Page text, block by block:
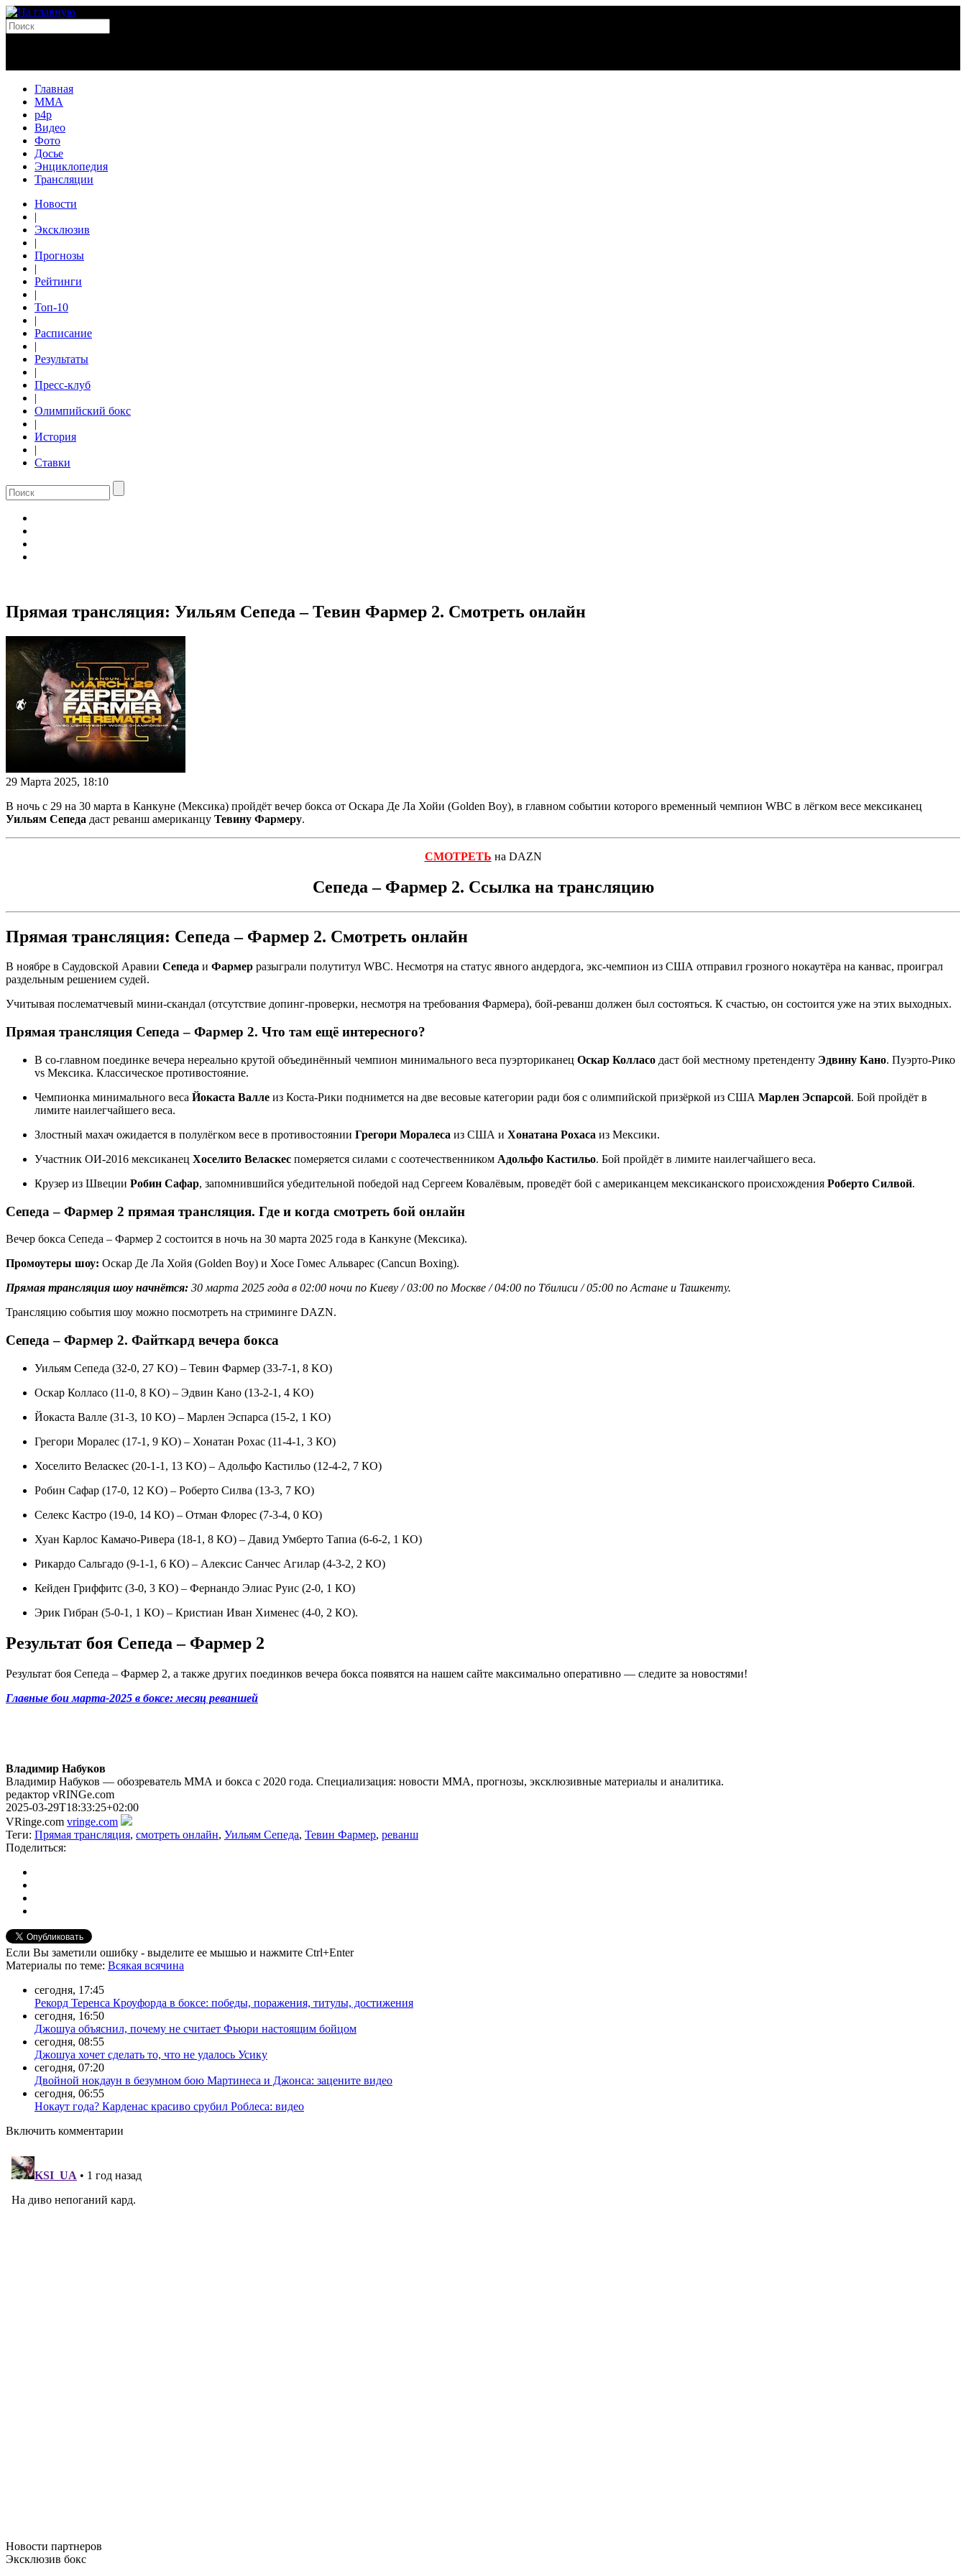
Главная
MMA
p4p
Видео
Фото
Досье
Энциклопедия
Трансляции
Новости
|
Эксклюзив
|
Прогнозы
|
Рейтинги
|
Топ-10
|
Расписание
|
Результаты
|
Пресс-клуб
|
Олимпийский бокс
|
История
|
Ставки
Прямая трансляция: Уильям Сепеда – Тевин Фармер 2. Смотреть онлайн
29 Марта 2025, 18:10
В ночь с 29 на 30 марта в Канкуне (Мексика) пройдёт вечер бокса от Оскара Де Ла Хойи (Golden Boy), в главном событии которого временный чемпион WBC в лёгком весе мексиканец
Уильям Сепеда даст реванш американцу Тевину Фармеру.
СМОТРЕТЬ на DAZN
Сепеда – Фармер 2. Ссылка на трансляцию
Прямая трансляция: Сепеда – Фармер 2. Смотреть онлайн
В ноябре в Саудовской Аравии Сепеда и Фармер разыграли полутитул WBC. Несмотря на статус явного андердога, экс-чемпион из США отправил грозного нокаутёра на канвас, проиграл
раздельным решением судей.
Учитывая послематчевый мини-скандал (отсутствие допинг-проверки, несмотря на требования Фармера), бой-реванш должен был состояться. К счастью, он состоится уже на этих выходных.
Прямая трансляция Сепеда – Фармер 2. Что там ещё интересного?
В со-главном поединке вечера нереально крутой объединённый чемпион минимального веса пуэрториканец Оскар Колласо даст бой местному претенденту Эдвину Кано. Пуэрто-Рико
vs Мексика. Классическое противостояние.
Чемпионка минимального веса Йокаста Валле из Коста-Рики поднимется на две весовые категории ради боя с олимпийской призёркой из США Марлен Эспарсой. Бой пройдёт в
лимите наилегчайшего веса.
Злостный махач ожидается в полулёгком весе в противостоянии Грегори Моралеса из США и Хонатана Рохаса из Мексики.
Участник ОИ-2016 мексиканец Хоселито Веласкес померяется силами с соотечественником Адольфо Кастильо. Бой пройдёт в лимите наилегчайшего веса.
Крузер из Швеции Робин Сафар, запомнившийся убедительной победой над Сергеем Ковалёвым, проведёт бой с американцем мексиканского происхождения Роберто Силвой.
Сепеда – Фармер 2 прямая трансляция. Где и когда смотреть бой онлайн
Вечер бокса Сепеда – Фармер 2 состоится в ночь на 30 марта 2025 года в Канкуне (Мексика).
Промоутеры шоу: Оскар Де Ла Хойя (Golden Boy) и Хосе Гомес Альварес (Cancun Boxing).
Прямая трансляция шоу начнётся: 30 марта 2025 года в 02:00 ночи по Киеву / 03:00 по Москве / 04:00 по Тбилиси / 05:00 по Астане и Ташкенту.
Трансляцию события шоу можно посмотреть на стриминге DAZN.
Сепеда – Фармер 2. Файткард вечера бокса
Уильям Сепеда (32-0, 27 KO) – Тевин Фармер (33-7-1, 8 KO)
Оскар Колласо (11-0, 8 KO) – Эдвин Кано (13-2-1, 4 KO)
Йокаста Валле (31-3, 10 KO) – Марлен Эспарса (15-2, 1 KO)
Грегори Моралес (17-1, 9 КО) – Хонатан Рохас (11-4-1, 3 КО)
Хоселито Веласкес (20-1-1, 13 KO) – Адольфо Кастильо (12-4-2, 7 КО)
Робин Сафар (17-0, 12 KO) – Роберто Силва (13-3, 7 КО)
Селекс Кастро (19-0, 14 КО) – Отман Флорес (7-3-4, 0 КО)
Хуан Карлос Камачо-Ривера (18-1, 8 КО) – Давид Умберто Тапиа (6-6-2, 1 КО)
Рикардо Сальгадо (9-1-1, 6 КО) – Алексис Санчес Агилар (4-3-2, 2 КО)
Кейден Гриффитс (3-0, 3 КО) – Фернандо Элиас Руис (2-0, 1 КО)
Эрик Гибран (5-0-1, 1 КО) – Кристиан Иван Хименес (4-0, 2 КО).
Результат боя Сепеда – Фармер 2
Результат боя Сепеда – Фармер 2, а также других поединков вечера бокса появятся на нашем сайте максимально оперативно — следите за новостями!
Главные бои марта-2025 в боксе: месяц реваншей
Владимир Набуков
Владимир Набуков — обозреватель ММА и бокса с 2020 года. Специализация: новости ММА, прогнозы, эксклюзивные материалы и аналитика.
редактор vRINGe.com
2025-03-29T18:33:25+02:00
VRinge.com vringe.com
Теги: Прямая трансляция, смотреть онлайн, Уильям Сепеда, Тевин Фармер, реванш
Поделиться:
Если Вы заметили ошибку - выделите ее мышью и нажмите Ctrl+Enter
Материалы по теме: Всякая всячина
сегодня, 17:45
Рекорд Теренса Кроуфорда в боксе: победы, поражения, титулы, достижения
сегодня, 16:50
Джошуа объяснил, почему не считает Фьюри настоящим бойцом
сегодня, 08:55
Джошуа хочет сделать то, что не удалось Усику
сегодня, 07:20
Двойной нокдаун в безумном бою Мартинеса и Джонса: зацените видео
сегодня, 06:55
Нокаут года? Карденас красиво срубил Роблеса: видео
Включить комментарии
Новости партнеров
Эксклюзив бокс